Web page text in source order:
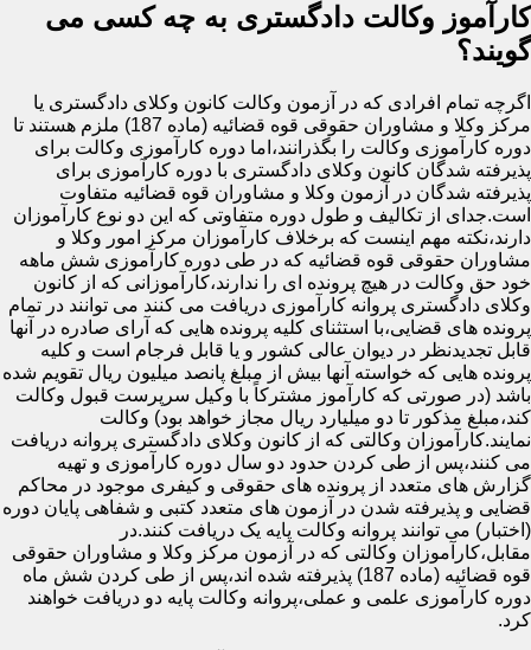
کارآموز وکالت دادگستری به چه کسی می
گویند؟
اگرچه تمام افرادی که در آزمون وکالت کانون وکلای دادگستری یا
مرکز وکلا و مشاوران حقوقی قوه قضائیه (ماده 187) ملزم هستند تا
دوره کارآموزی وکالت را بگذرانند،اما دوره کارآموزی وکالت برای
پذیرفته شدگان کانون وکلای دادگستری با دوره کارآموزی برای
پذیرفته شدگان در آزمون وکلا و مشاوران قوه قضائیه متفاوت
است.جدای از تکالیف و طول دوره متفاوتی که این دو نوع کارآموزان
دارند،نکته مهم اینست که برخلاف کارآموزان مرکز امور وکلا و
مشاوران حقوقی قوه قضائیه که در طی دوره کارآموزی شش ماهه
خود حق وکالت در هیچ پرونده ای را ندارند،کارآموزانی که از کانون
وکلای دادگستری پروانه کارآموزی دریافت می کنند می توانند در تمام
پرونده های قضایی،با استثنای کلیه پرونده هایی که آرای صادره در آنها
قابل تجدیدنظر در دیوان عالی کشور و یا قابل فرجام است و کلیه
پرونده هایی که خواسته آنها بیش از مبلغ پانصد میلیون ریال تقویم شده
باشد (در صورتی که کارآموز مشترکاً با وکیل سرپرست قبول وکالت
کند،مبلغ مذکور تا دو میلیارد ریال مجاز خواهد بود) وکالت
نمایند.کارآموزان وکالتی که از کانون وکلای دادگستری پروانه دریافت
می کنند،پس از طی کردن حدود دو سال دوره کارآموزی و تهیه
گزارش های متعدد از پرونده های حقوقی و کیفری موجود در محاکم
قضایی و پذیرفته شدن در آزمون های متعدد کتبی و شفاهی پایان دوره
(اختبار) می توانند پروانه وکالت پایه یک دریافت کنند.در
مقابل،کارآموزان وکالتی که در آزمون مرکز وکلا و مشاوران حقوقی
قوه قضائیه (ماده 187) پذیرفته شده اند،پس از طی کردن شش ماه
دوره کارآموزی علمی و عملی،پروانه وکالت پایه دو دریافت خواهند
کرد.